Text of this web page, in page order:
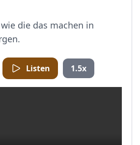
die das machen in
Listen 1.5x